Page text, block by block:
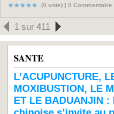
(0 vote) | 0 Commentaire
1 sur 411
SANTE
L’ACUPUNCTURE,
MOXIBUSTION, LE
ET LE BADUANJIN